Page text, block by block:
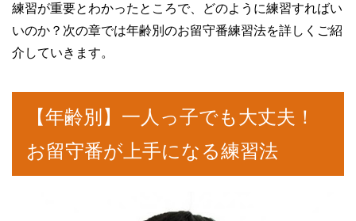
練習が重要とわかったところで、どのように練習すればい
いのか？ 次の章では年齢別のお留守番練習法を詳しくご紹
介していきます。
【年齢別】一人っ子でも大丈夫！
お留守番が上手になる練習法